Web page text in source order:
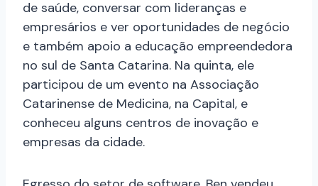
de saúde, conversar com lideranças e
empresários e ver oportunidades de negócio
e também apoio a educação empreendedora
no sul de Santa Catarina. Na quinta, ele
participou de um evento na Associação
Catarinense de Medicina, na Capital, e
conheceu alguns centros de inovação e
empresas da cidade.